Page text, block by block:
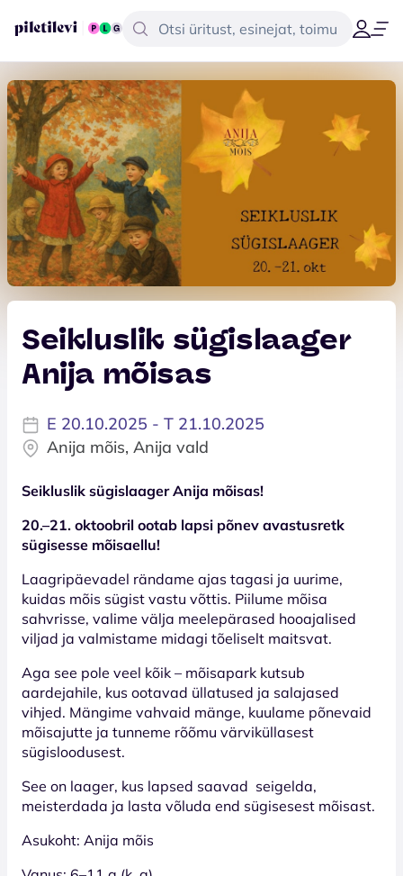
Seikluslik sügislaager
Anija mõisas
E 20.10.2025 - T 21.10.2025
Anija mõis, Anija vald
Seikluslik sügislaager Anija mõisas!
20.–21. oktoobril ootab lapsi põnev avastusretk
sügisesse mõisaellu!
Laagripäevadel rändame ajas tagasi ja uurime,
kuidas mõis sügist vastu võttis. Piilume mõisa
sahvrisse, valime välja meelepärased hooajalised
viljad ja valmistame midagi tõeliselt maitsvat.
Aga see pole veel kõik – mõisapark kutsub
aardejahile, kus ootavad üllatused ja salajased
vihjed. Mängime vahvaid mänge, kuulame põnevaid
mõisajutte ja tunneme rõõmu värviküllasest
sügisloodusest.
See on laager, kus lapsed saavad seigelda,
meisterdada ja lasta võluda end sügisesest mõisast.
Asukoht: Anija mõis